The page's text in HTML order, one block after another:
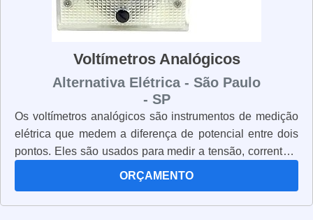
Voltímetros Analógicos
Alternativa Elétrica - São Paulo
- SP
Os voltímetros analógicos são instrumentos de medição
elétrica que medem a diferença de potencial entre dois
pontos. Eles são usados para medir a tensão, corrente e
resistência em circuitos elétricos. Os voltímetros
um ponteiro para mostrar a leitura. Eles são muito fáceis
ORÇAMENTO